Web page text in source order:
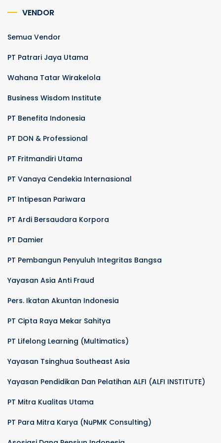
VENDOR
Semua Vendor
PT Patrari Jaya Utama
Wahana Tatar Wirakelola
Business Wisdom Institute
PT Benefita Indonesia
PT DON & Professional
PT Fritmandiri Utama
PT Vanaya Cendekia Internasional
PT Intipesan Pariwara
PT Ardi Bersaudara Korpora
PT Damier
PT Pembangun Penyuluh Integritas Bangsa
Yayasan Asia Anti Fraud
Pers. Ikatan Akuntan Indonesia
PT Cipta Raya Mekar Sahitya
PT Lifelong Learning (Multimatics)
Yayasan Tsinghua Southeast Asia
Yayasan Pendidikan Dan Pelatihan ALFI (ALFI INSTITUTE)
PT Mitra Kualitas Utama
PT Para Mitra Karya (NuPMK Consulting)